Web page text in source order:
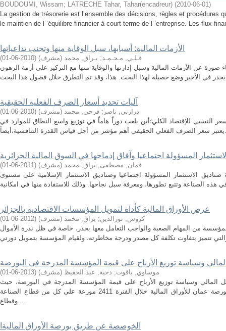
BOUDOUMI, Wissam; LATRECHE Tahar, Tahar(encadreur) (2010-06-01)
La gestion de trésorerie est l’ensemble des décisions, règles et procédures
le maintien de l ’équilibre financier à court terme de l ’entreprise. Les flux
الأزمات المالية: أسبابها، سبل الوقاية منها وتجنب تداعياتها
قـلـي, مـحـمـد; بـراق, محمد (مشرف) (
2010-06-01
)
عن الأزمات المالية وسبل إدارتها والوقاية منها مع التركيز على أزمة الرهون
آليات تحديد أسعار الصرف الفعلية الحقيقية
درارني, ناصر ; فرحي, محمد (مشرف) (
2010-06-01
)
النسبي للإقتصاد الكلي؛أين يلعب دوراً هاماً في توزيع واسع النطاق للموارد في
المسؤولة اجتماعيا وآفاق إدماجها في السوق المالية الجزائرية
قمان, مصطفى; براق, محمد (مشرف) (
2011-06-01
)
الاستثمار المسؤولة اجتماعيا وصناديق الاستثمار الإسلامية على مستوى
عرض الأوراق المالية كأداة لتمويل المؤسسات الاقتصادية بالجزائر
كروش, نورالدين; براق, محمد (مشرف) (
2012-06-01
)
من المهام الصعبة والواجب التعامل معها بحذر، خاصة في ظل ندرة الأموال
المالي وسياسة توزيع الأرباح على قيمة المؤسسة المدرجة في البورصة
موساوي, ياقوت; دحية, عبد الحفيظ (مشرف) (
2013-06-01
)
المالي وسياسة توزيع الأرباح على قيمة المؤسسة المدرجة في البورصة، حيث
شملت الدراسة 64 مؤسسة مدرجة في بورصة عمان للأوراق المالية خلال الفترة 2411 موزعة على كل من قطاع الصناعة
وقطاع ...
الخوصصة عن طريق بورصة الأوراق الماليةا